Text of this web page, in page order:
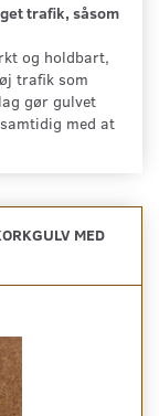
trafik, såsom
og holdbart,
trafik som
gør gulvet
med at
MED